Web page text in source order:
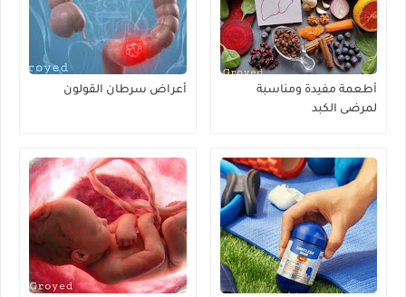
أطعمة مفيدة ومناسبة
لمرضى الكبد
أعراض سرطان القولون